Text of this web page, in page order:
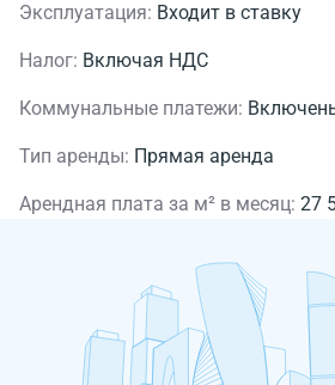
Эксплуатация: Входит в ставку
Налог: Включая НДС
Коммунальные платежи:
Тип аренды: Прямая аренда
Арендная плата за м² в месяц: 27